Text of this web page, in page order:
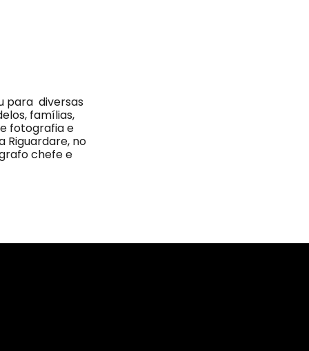
para diversas
famílias,
fotografia e
Riguardare, no
chefe e